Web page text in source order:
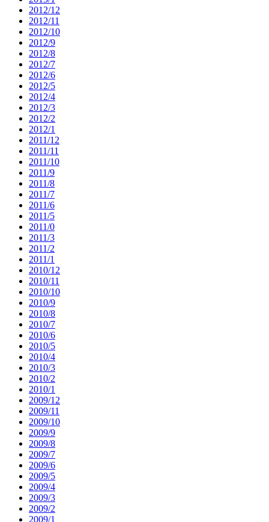
2012/12
2012/11
2012/10
2012/9
2012/8
2012/7
2012/6
2012/5
2012/4
2012/3
2012/2
2012/1
2011/12
2011/11
2011/10
2011/9
2011/8
2011/7
2011/6
2011/5
2011/0
2011/3
2011/2
2011/1
2010/12
2010/11
2010/10
2010/9
2010/8
2010/7
2010/6
2010/5
2010/4
2010/3
2010/2
2010/1
2009/12
2009/11
2009/10
2009/9
2009/8
2009/7
2009/6
2009/5
2009/4
2009/3
2009/2
2009/1